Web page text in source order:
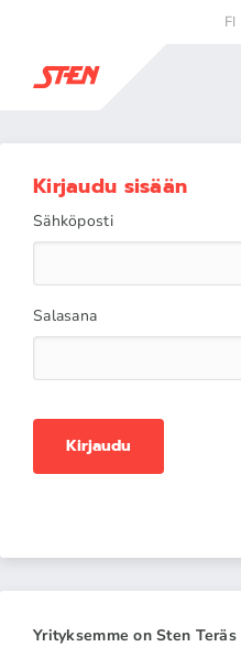
FI
Kirjaudu sisään
Sähköposti
Salasana
Kirjaudu
Yrityksemme on Sten